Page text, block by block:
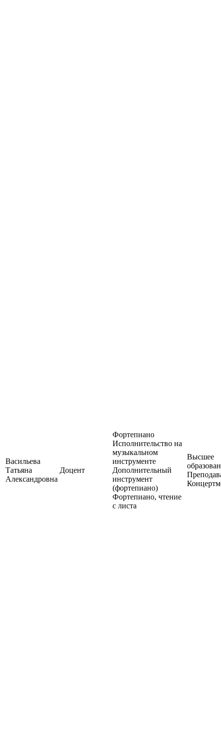
Васильева
Татьяна
Александровна
Доцент
Фортепиано
Исполнительство на
музыкальном
инструменте
Дополнительный
инструмент
(фортепиано)
Фортепиано, чтение
с листа
Высшее